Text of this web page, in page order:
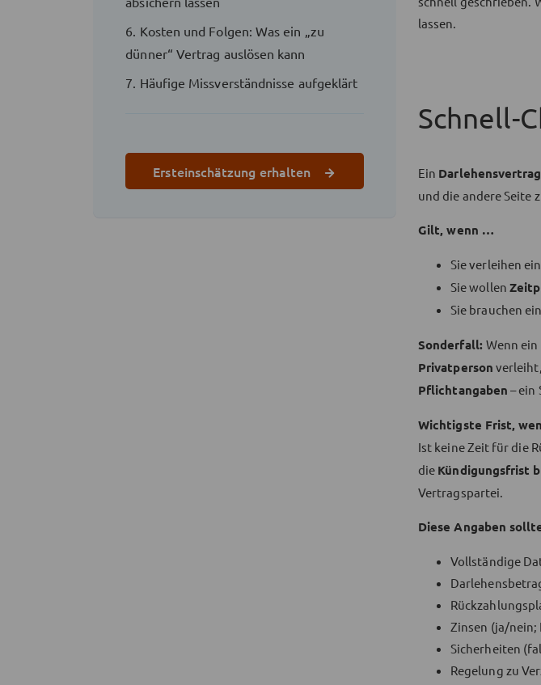
6. Kosten und Folgen: Was ein „zu
dünner“ Vertrag auslösen kann
7. Häufige Missverständnisse aufgeklärt
Ersteinschätzung erhalten
lassen.
Schnell-
Ein Darlehensvertrag
und die andere Seite
Gilt, wenn …
Sie verleihen
Sie wollen
Sie brauchen
Sonderfall: Wenn ein
Privatperson
Pflichtangaben – ein
Wichtigste Frist,
Ist keine Zeit für die
die Kündigungsfrist
Vertragspartei.
Diese Angaben
Vollständige
Zinsen (ja/nein;
Sicherheiten
Regelung zu